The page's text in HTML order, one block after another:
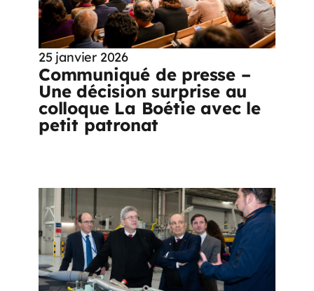
25 janvier 2026
Communiqué de presse –
Une décision surprise au
colloque La Boétie avec le
petit patronat